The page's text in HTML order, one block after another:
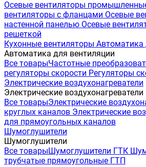
Осевые вентиляторы
вентиляторы с фланцами Осевые
настенной панелью Осевые
решеткой
Кухонные вентиляторы Автоматика
Автоматика для вентиляции
Все товарыЧастотные
регуляторы скорости Регуляторы
Электрические воздухонагреватели
Электрические воздухонагреватели
Все товарыЭлектрические
круглых каналов Электрические
для прямоугольных каналов
Шумоглушители
Шумоглушители
Все товарыШумоглушители ГТК
трубчатые прямоугольные ГТП